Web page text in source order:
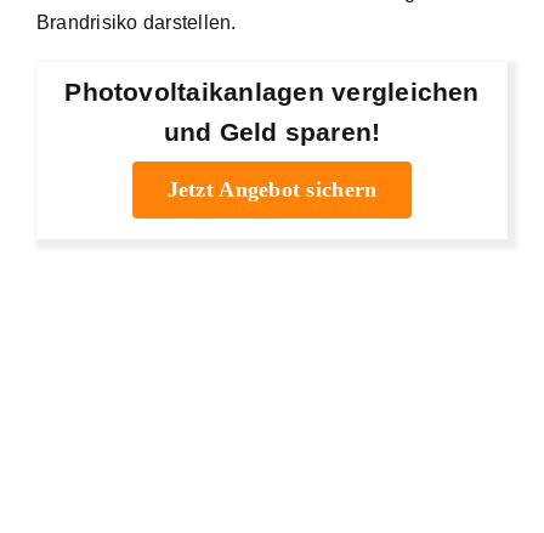
Brandrisiko darstellen.
Photovoltaikanlagen vergleichen
und Geld sparen!
Jetzt Angebot sichern